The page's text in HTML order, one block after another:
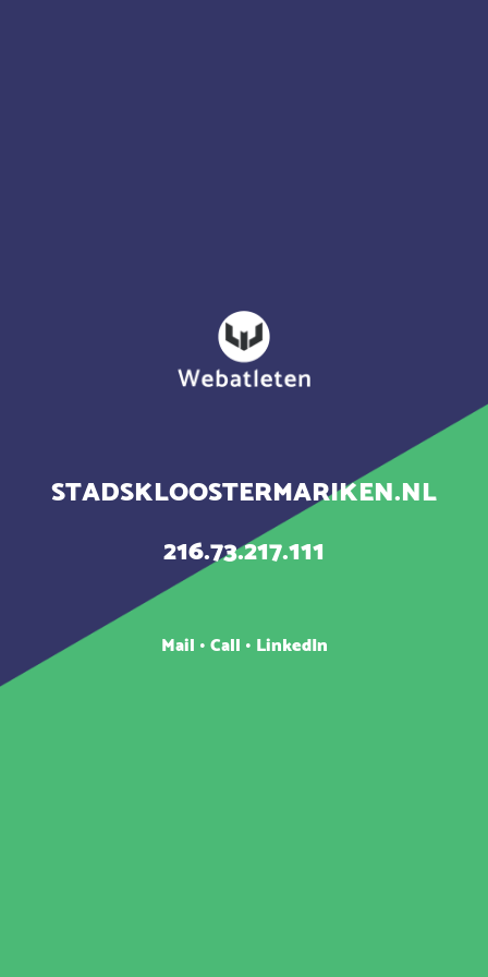
STADSKLOOSTERMARIKEN.NL
216.73.217.111
Mail •Call • LinkedIn